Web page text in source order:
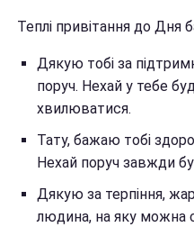
Теплі привітання до Дня
Дякую тобі за
поруч. Нехай у тебе
хвилюватися.
Тату, бажаю тобі
Нехай поруч завжди
Дякую за терпіння,
людина, на яку можна